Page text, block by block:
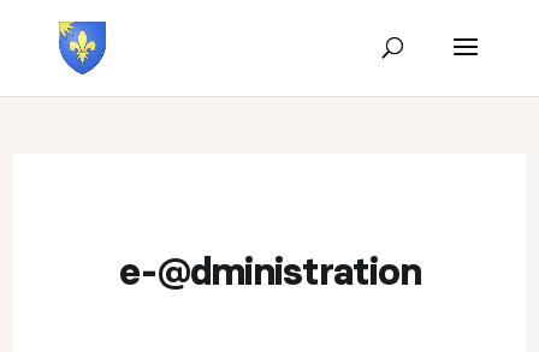
e-@dministration